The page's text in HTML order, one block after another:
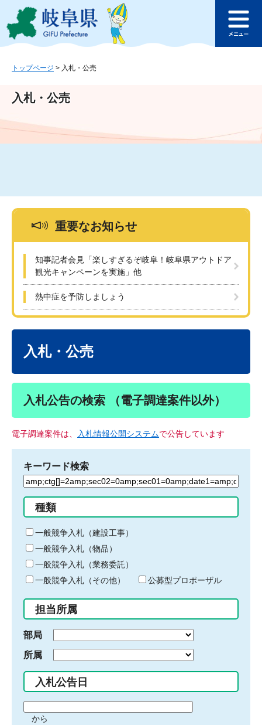
ジ
ュ
文
このページの本文へ
ュ
トップページ > 入札・公売
入札・公売
重要なお知らせ
知事記者会見「楽しすぎるぞ岐阜！岐阜県アウトドア
観光キャンペーンを実施」他
熱中症を予防しましょう
入札・公売
入札公告の検索 （電子調達案件以外）
電子調達案件は、 入札情報公開システムで公告しています
キーワード検索
検
る
キ
ー
ワ
ー
ド
入
力
種類
一般競争入札（建設工事）
一般競争入札（物品）
一般競争入札（業務委託）
一般競争入札（その他）
公募型プロポーザル
担当所属
部局
所属
入札公告日
間から